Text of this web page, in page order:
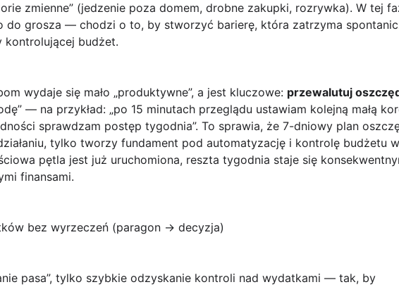
zmienne” (jedzenie poza domem, drobne zakupki, rozrywka). W tej
do grosza — chodzi o to, by stworzyć barierę, która zatrzyma
kontrolującej budżet.
wydaje się mało „produktywne”, a jest kluczowe: przewalutuj
— na przykład: „po 15 minutach przeglądu ustawiam kolejną małą
sprawdzam postęp tygodnia”. To sprawia, że 7-dniowy plan
tylko tworzy fundament pod automatyzację i kontrolę budżetu w
pętla jest już uruchomiona, reszta tygodnia staje się
finansami.
bez wyrzeczeń (paragon → decyzja)
pasa”, tylko szybkie odzyskanie kontroli nad wydatkami — tak, by